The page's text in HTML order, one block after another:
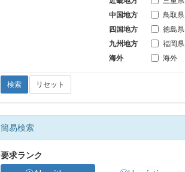
中国地方
鳥取県
四国地方
徳島県
九州地方
福岡県
海外
海外
検索 リセット
簡易検索
要求ランク